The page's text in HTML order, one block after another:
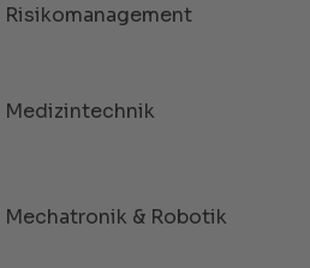
Risikomanagement
Medizintechnik
Mechatronik & Robotik